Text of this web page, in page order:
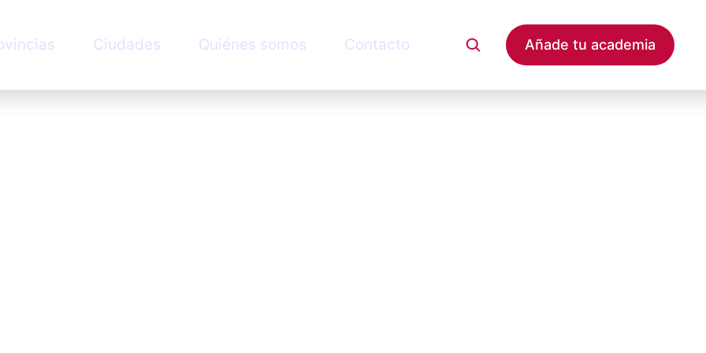
Ciudades Quiénes somos Contacto Añade tu academia